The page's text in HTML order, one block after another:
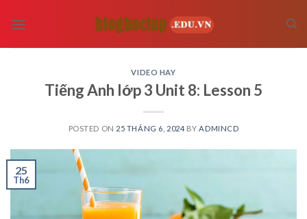
VIDEO HAY
Tiếng Anh lớp 3 Unit 8: Lesson 5
POSTED ON 25 THÁNG 6, 2024 BY ADMINCD
25
Th6